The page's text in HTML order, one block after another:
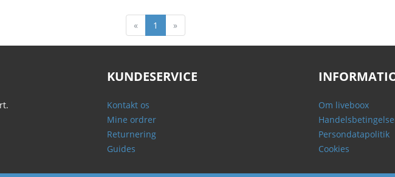
« 1 »
KUNDESERVICE
Kontakt os
Mine ordrer
Returnering
Guides
Om liveboox
Persondatapolitik
Cookies